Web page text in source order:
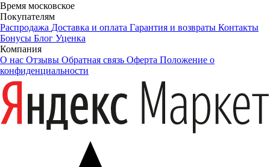
Время московское
Покупателям
Распродажа Доставка и оплата Гарантия и возвраты Контакты
Бонусы Блог Уценка
Компания
О нас Отзывы Обратная связь Оферта Положение о
конфиденциальности